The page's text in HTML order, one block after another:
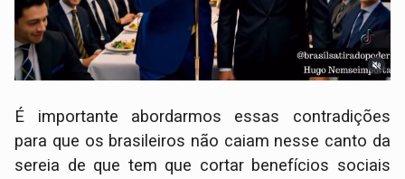
É importante abordarmos essas contradições
para que os brasileiros não caiam nesse canto da
sereia de que tem que cortar benefícios sociais